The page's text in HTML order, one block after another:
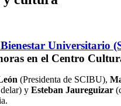
Universitario
en el Centro
(Presidenta de SCIBU),
y Esteban Jaureguizar